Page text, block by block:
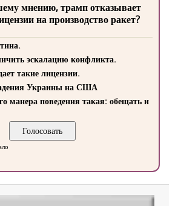
мнению, трамп отказывает
на производство ракет?
эскалацию конфликта.
такие лицензии.
Украины на США
манера поведения такая: обещать и